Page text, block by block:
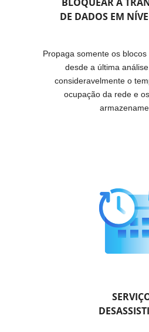
DE DADOS EM
Propaga somente os
desde a última
consideravelmente o
ocupação da rede e